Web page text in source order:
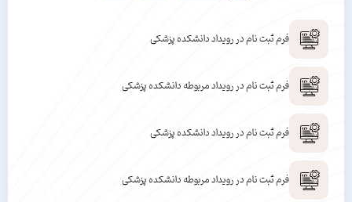
فرم ثبت نام در رویداد دانشکده پزشکی
فرم ثبت نام در رویداد مربوطه دانشکده پزشکی
فرم ثبت نام در رویداد دانشکده پزشکی
فرم ثبت نام در رویداد مربوطه دانشکده پزشکی